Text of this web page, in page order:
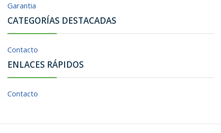
Garantia
CATEGORÍAS DESTACADAS
Contacto
ENLACES RÁPIDOS
Contacto